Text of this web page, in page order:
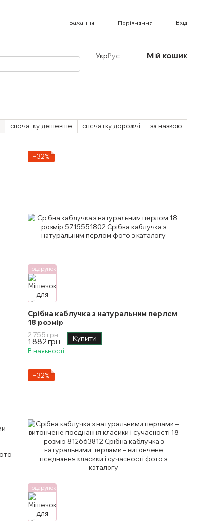
Бажання Порівняння Вхід
УкрРус Мій кошик
спочатку дешевше спочатку дорожчі за назвою
Подарунок
−32%
Срібна каблучка з натуральним перлом
18 розмір
2 755 грн
1 882 грн Купити
В наявності
Подарунок
−32%